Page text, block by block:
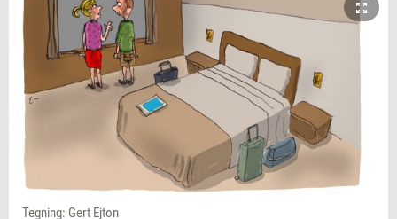
Tegning: Gert Ejton